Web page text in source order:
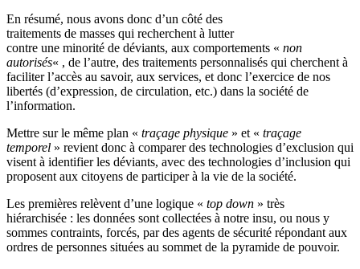
En résumé, nous avons donc d’un côté des
traitements de masses qui recherchent à lutter
contre une minorité de déviants, aux comportements « non
autorisés« , de l’autre, des traitements personnalisés qui cherchent à
faciliter l’accès au savoir, aux services, et donc l’exercice de nos
libertés (d’expression, de circulation, etc.) dans la société de
l’information.
Mettre sur le même plan « traçage physique » et « traçage
temporel » revient donc à comparer des technologies d’exclusion qui
visent à identifier les déviants, avec des technologies d’inclusion qui
proposent aux citoyens de participer à la vie de la société.
Les premières relèvent d’une logique « top down » très
hiérarchisée : les données sont collectées à notre insu, ou nous y
sommes contraints, forcés, par des agents de sécurité répondant aux
ordres de personnes situées au sommet de la pyramide de pouvoir.